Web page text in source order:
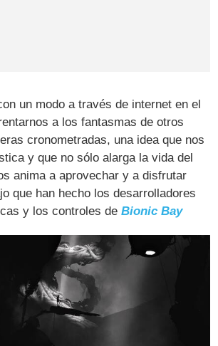
un modo a través de internet en el
a los fantasmas de otros
cronometradas, una idea que nos
y que no sólo alarga la vida del
anima a aprovechar y a disfrutar
que han hecho los desarrolladores
y los controles deBionic Bay